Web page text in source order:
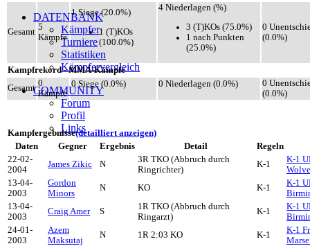
DATENBANK
Kämpfer
Turniere
Statistiken
Kämpfervergleich
COMMUNITY
Forum
Profil
Links
Gesamt 5
Kämpfe
1 Siege (20.0%)
1 (T)KOs
(100.0%)
4 Niederlagen (%)
3 (T)KOs (75.0%)
1 nach Punkten
(25.0%)
0
(0.0%)
Kampfrekord - MMA-Kämpfe
Gesamt 0
Kämpfe
0 Siege (0.0%) 0 Niederlagen (0.0%)
0
(0.0%)
Kampfergebnisse(detailliert anzeigen)
Daten
Gegner Ergebnis Detail
Regeln
22-02-
2004
James Zikic N
3R TKO (Abbruch durch
Ringrichter)
K-1
K-1
13-04-
2003
Gordon
Minors
N KO K-1
K-1
13-04-
2003
Craig Amer S
1R TKO (Abbruch durch
Ringarzt)
K-1
K-1
24-01-
2003
Azem
Maksutaj
N 1R 2:03 KO K-1
K-1